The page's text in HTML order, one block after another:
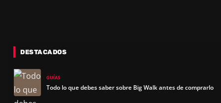
DESTACADOS
GUÍAS
Todo lo que debes saber sobre Big Walk antes de comprarlo